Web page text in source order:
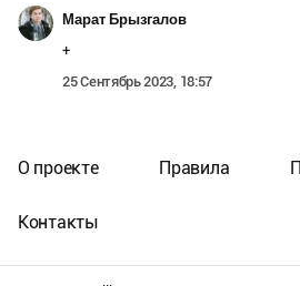
Марат Брызгалов
+
25 Сентябрь 2023, 18:57
О проекте Правила
Контакты